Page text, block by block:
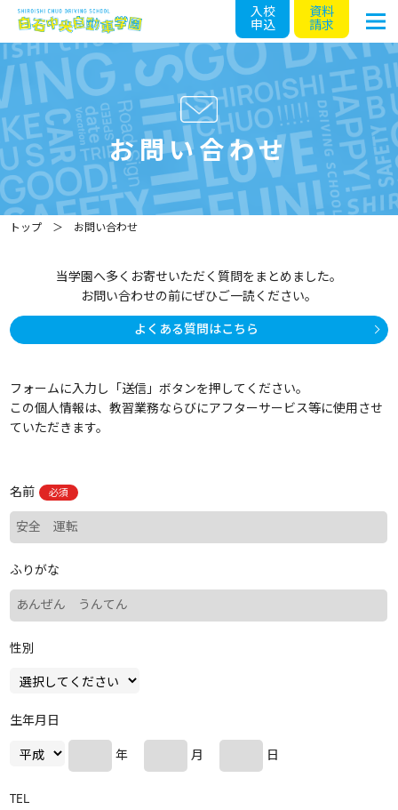
入校
申込
資料
請求
お問い合わせ
トップ お問い合わせ
当学園へ多くお寄せいただく質問をまとめました。
お問い合わせの前にぜひご一読ください。
よくある質問はこちら
フォームに入力し「送信」ボタンを押してください。
この個人情報は、教習業務ならびにアフターサービス等に使用させ
ていただきます。
名前 必須
ふりがな
性別
生年月日
年 月 日
TEL